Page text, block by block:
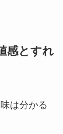
感とすれ
は分かる